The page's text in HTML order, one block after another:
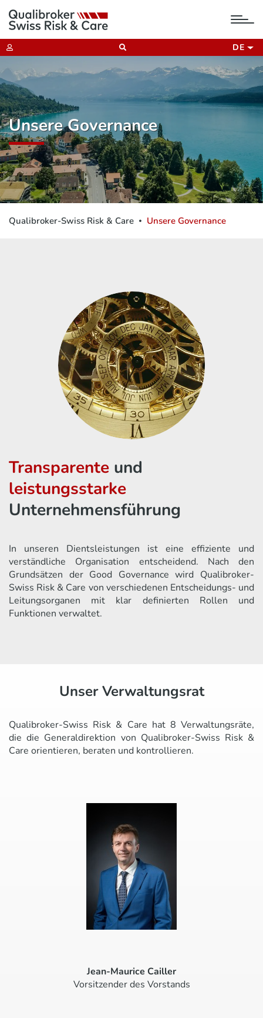
DE
Unsere Governance
Qualibroker-Swiss Risk & Care Unsere Governance
Transparente und
leistungsstarke
Unternehmensführung
In unseren Dientsleistungen ist eine effiziente und
verständliche Organisation entscheidend. Nach den
Grundsätzen der Good Governance wird Qualibroker-
Swiss Risk & Care von verschiedenen Entscheidungs- und
Leitungsorganen mit klar definierten Rollen und
Funktionen verwaltet.
Unser Verwaltungsrat
Qualibroker-Swiss Risk & Care hat 8 Verwaltungsräte,
die die Generaldirektion von Qualibroker-Swiss Risk &
Care orientieren, beraten und kontrollieren.
Jean-Maurice Cailler
Vorsitzender des Vorstands